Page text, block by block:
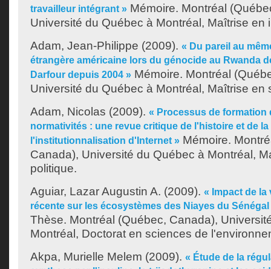
travailleur intégrant » Mémoire. Montréal
Université du Québec à Montréal, Maîtrise en
Adam, Jean-Philippe (2009). « Du pareil au
étrangère américaine lors du génocide au Rwanda
Darfour depuis 2004 » Mémoire. Montréal
Université du Québec à Montréal, Maîtrise en
Adam, Nicolas (2009). « Processus de formation
normativités : une revue critique de l'histoire et de
l'institutionnalisation d'Internet » Mémoire.
Canada), Université du Québec à Montréal,
politique.
Aguiar, Lazar Augustin A. (2009). « Impact de
récente sur les écosystèmes des Niayes du Sénégal
Thèse. Montréal (Québec, Canada),
Montréal, Doctorat en sciences de
Akpa, Murielle Melem (2009). « Étude de la